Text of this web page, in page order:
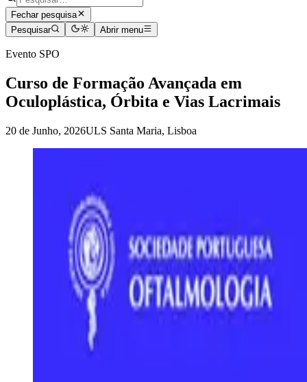
Fechar pesquisa
Pesquisar
Abrir menu
Evento SPO
Curso de Formação Avançada em
Oculoplástica, Órbita e Vias Lacrimais
20 de Junho, 2026ULS Santa Maria, Lisboa